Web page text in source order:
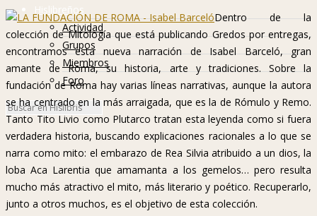
Hislibreños
Actividad
Grupos
Miembros
Foro
Dentro de la
colección de Mitología que está publicando Gredos por entregas,
encontramos esta nueva narración de Isabel Barceló, gran
amante de Roma, su historia, arte y tradiciones. Sobre la
fundación de Roma hay varias líneas narrativas, aunque la autora
se ha centrado en la más arraigada, que es la de Rómulo y Remo.
Tanto Tito Livio como Plutarco tratan esta leyenda como si fuera
verdadera historia, buscando explicaciones racionales a lo que se
narra como mito: el embarazo de Rea Silvia atribuido a un dios, la
loba Aca Larentia que amamanta a los gemelos… pero resulta
mucho más atractivo el mito, más literario y poético. Recuperarlo,
junto a otros muchos, es el objetivo de esta colección.